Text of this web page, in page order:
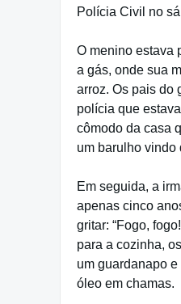
Polícia Civil no
O menino estava
a gás, onde sua
arroz. Os pais do
polícia que
cômodo da casa
um barulho vindo
Em seguida, a
apenas cinco
gritar: “Fogo,
para a cozinha,
um guardanapo
óleo em chamas.